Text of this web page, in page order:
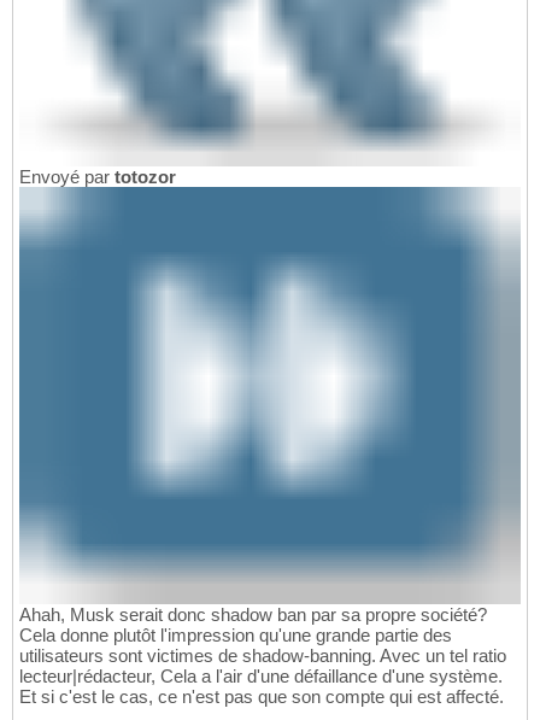
Envoyé par totozor
Ahah, Musk serait donc shadow ban par sa propre société?
Cela donne plutôt l'impression qu'une grande partie des
utilisateurs sont victimes de shadow-banning. Avec un tel ratio
lecteur|rédacteur, Cela a l'air d'une défaillance d'une système.
Et si c'est le cas, ce n'est pas que son compte qui est affecté.